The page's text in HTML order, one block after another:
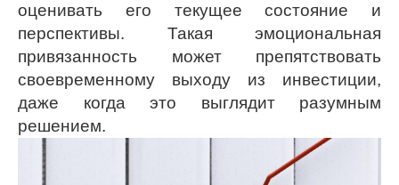
оценивать его текущее состояние и
перспективы. Такая эмоциональная
привязанность может препятствовать
своевременному выходу из инвестиции,
даже когда это выглядит разумным
решением.